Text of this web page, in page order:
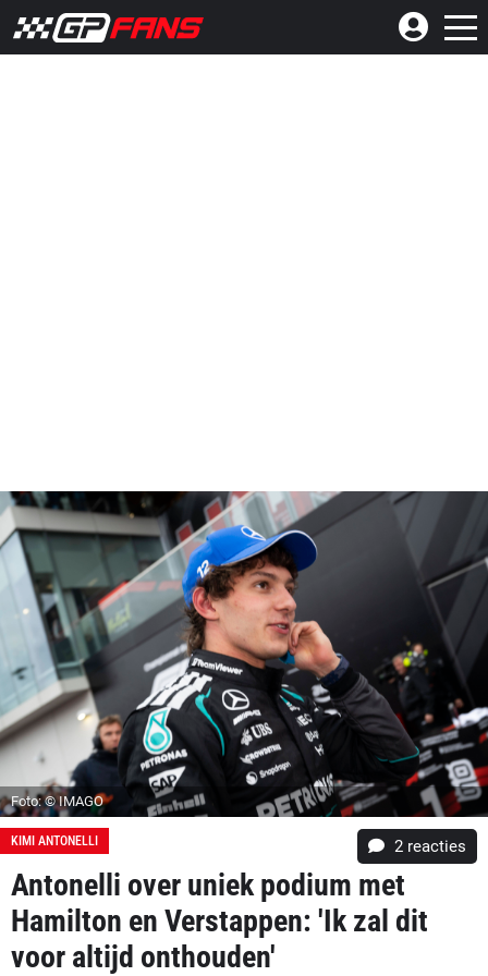
Foto: © IMAGO
KIMI ANTONELLI 2 reacties
Antonelli over uniek podium met
Hamilton en Verstappen: 'Ik zal dit
voor altijd onthouden'